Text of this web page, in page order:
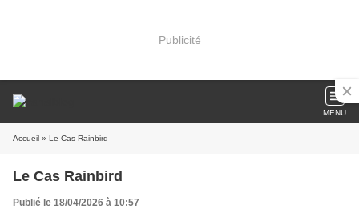
Publicité
MENU
Accueil » Le Cas Rainbird
Le Cas Rainbird
Publié le 18/04/2026 à 10:57